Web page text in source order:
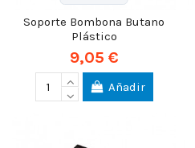
Soporte Bombona Butano
Plástico
9,05 €
Añadir